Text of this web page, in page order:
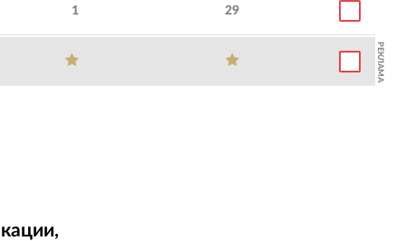
1 29
РЕКЛАМА